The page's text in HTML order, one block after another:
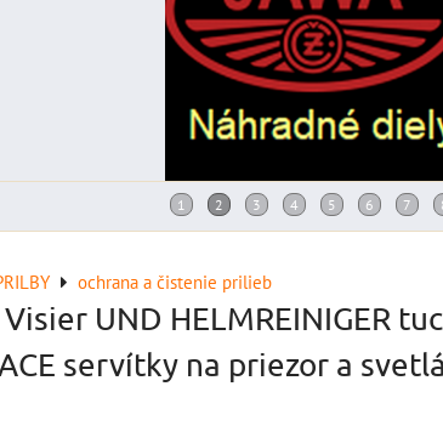
ochrana a čistenie prilieb
UND HELMREINIGER
servítky na priezor a